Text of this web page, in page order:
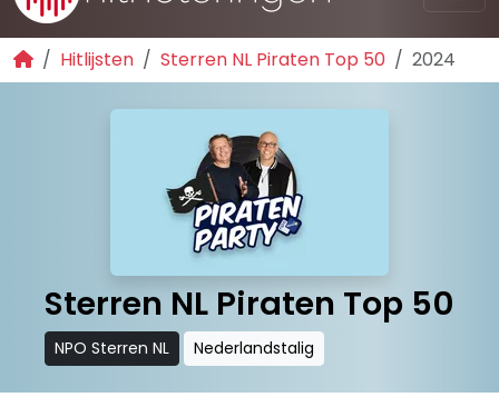
Hitlijsten Sterren NL Piraten Top 50 2024
Sterren NL Piraten Top 50
NPO Sterren NL Nederlandstalig